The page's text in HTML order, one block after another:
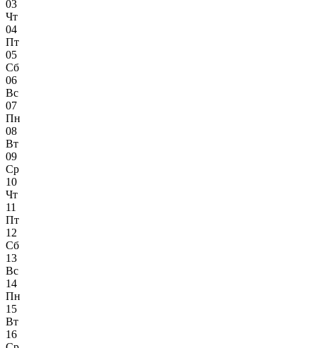
03
Чт
04
Пт
05
Сб
06
Вс
07
Пн
08
Вт
09
Ср
10
Чт
11
Пт
12
Сб
13
Вс
14
Пн
15
Вт
16